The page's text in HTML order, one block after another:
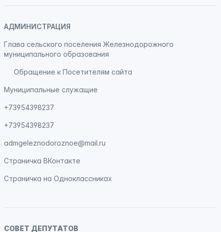
АДМИНИСТРАЦИЯ
Глава сельского поселения Железнодорожного
муниципального образования
Обращение к Посетителям сайта
Муниципальные служащие
+73954398237
+73954398237
admgeleznodoroznoe@mail.ru
Страничка ВКонтакте
Страничка на Одноклассниках
СОВЕТ ДЕПУТАТОВ